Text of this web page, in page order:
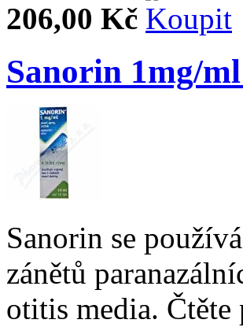
206,00 Kč
Sanorin 1mg/
Sanorin se
zánětů
otitis media.